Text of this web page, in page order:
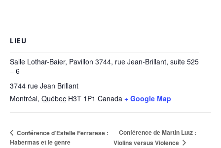
LIEU
Salle Lothar-Baier, Pavillon 3744, rue Jean-Brillant, suite 525
– 6
3744 rue Jean Brillant
Montréal, Québec H3T 1P1 Canada + Google Map
Conférence d’Estelle Ferrarese :
Habermas et le genre
Conférence de Martin Lutz :
Violins versus Violence